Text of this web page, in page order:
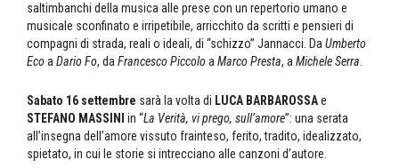
saltimbanchi della musica alle prese con un repertorio umano e
musicale sconfinato e irripetibile, arricchito da scritti e pensieri di
compagni di strada, reali o ideali, di “schizzo” Jannacci. DaUmberto
EcoaDario Fo, daFrancesco PiccoloaMarco Presta, aMichele Serra.
Sabato 16 settembre sarà la volta di LUCA BARBAROSSAe
STEFANO MASSINI
in “La Verità, vi prego, sull’amore”: una serata
all’insegna dell’amore vissuto frainteso, ferito, tradito, idealizzato,
spietato, in cui le storie si intrecciano alle canzoni d’autore.